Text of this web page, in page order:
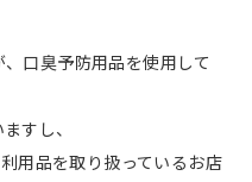
口臭予防用品を使用して
すし、
用品を取り扱っているお店